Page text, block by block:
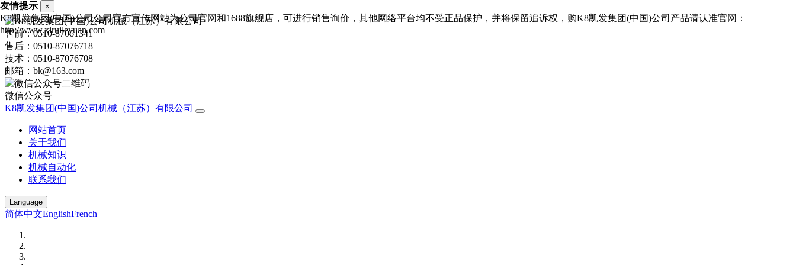
售前：0510-87061341
售后：0510-87076718
技术：0510-87076708
邮箱：bk@163.com
微信公众号
K8凯发集团(中国)公司机械（江苏）有限公司
网站首页
关于我们
机械知识
机械自动化
联系我们
Language
简体中文EnglishFrench
友情提示 ×
K8凯发集团(中国)公司公司官方宣传网站为公司官网和1688旗舰店，可进行销售询价，其他网络平台均不受正品保护，并将保留追诉权，购K8凯发集团(中国)公司产品请认准官网：
http://www.xiruileyuan.com